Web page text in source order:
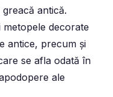
antică.
decorate
antice, precum și
se afla odată în
ale